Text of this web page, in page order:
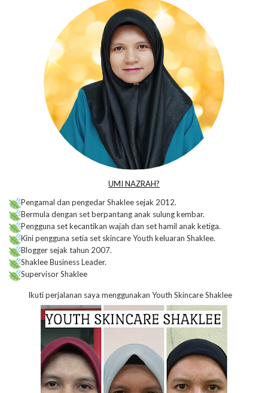
UMI NAZRAH?
Pengamal dan pengedar Shaklee sejak 2012.
Bermula dengan set berpantang anak sulung kembar.
Pengguna set kecantikan wajah dan set hamil anak ketiga.
Kini pengguna setia set skincare Youth keluaran Shaklee.
Blogger sejak tahun 2007.
Shaklee Business Leader.
Supervisor Shaklee
Ikuti perjalanan saya menggunakan Youth Skincare Shaklee